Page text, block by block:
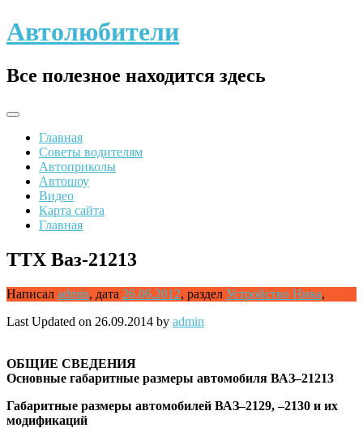
Skip
to
Автолюбители
Все полезное находится здесь
Главная
Советы водителям
Автоприколы
Автошоу
Видео
Карта сайта
Главная
ТТХ Ваз-21213
Написал admin, дата 26.06.2012, раздел Устройство Нива,
Last Updated on 26.09.2014 by admin
ОБЩИЕ СВЕДЕНИЯ
Основные габаритные размеры автомобиля ВАЗ–21213
Габаритные размеры автомобилей ВАЗ–2129, –2130 и их
модификаций